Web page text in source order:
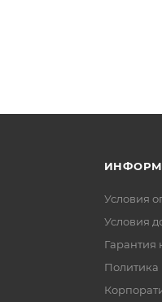
Условия
Условия
Гарантия
Политика